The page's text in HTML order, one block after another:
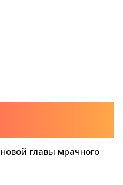
главы мрачного